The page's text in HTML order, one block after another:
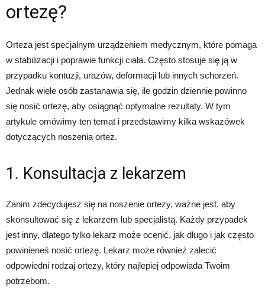
ortezę?
Orteza jest specjalnym urządzeniem medycznym, które pomaga
w stabilizacji i poprawie funkcji ciała. Często stosuje się ją w
przypadku kontuzji, urazów, deformacji lub innych schorzeń.
Jednak wiele osób zastanawia się, ile godzin dziennie powinno
się nosić ortezę, aby osiągnąć optymalne rezultaty. W tym
artykule omówimy ten temat i przedstawimy kilka wskazówek
dotyczących noszenia ortez.
1. Konsultacja z lekarzem
Zanim zdecydujesz się na noszenie ortezy, ważne jest, aby
skonsultować się z lekarzem lub specjalistą. Każdy przypadek
jest inny, dlatego tylko lekarz może ocenić, jak długo i jak często
powinieneś nosić ortezę. Lekarz może również zalecić
odpowiedni rodzaj ortezy, który najlepiej odpowiada Twoim
potrzebom.